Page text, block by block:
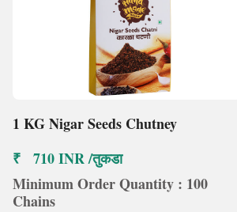
1 KG Nigar Seeds Chutney
₹ 710 INR /तुकडा
Minimum Order Quantity : 100
Chains